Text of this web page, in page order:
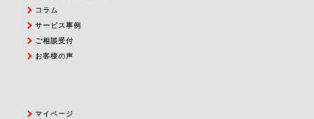
コラム
サービス事例
ご相談受付
お客様の声
マイページ